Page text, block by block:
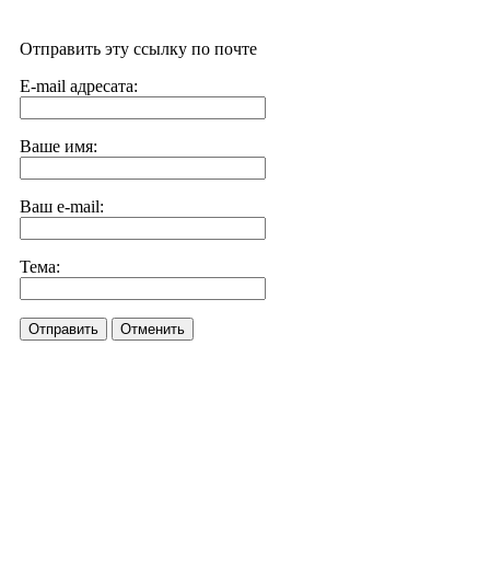
Отправить эту ссылку по почте
E-mail адресата:
Ваше имя:
Ваш e-mail:
Тема:
Отправить Отменить